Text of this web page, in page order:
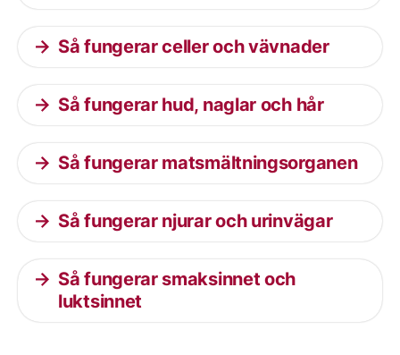
Så fungerar celler och vävnader
Så fungerar hud, naglar och hår
Så fungerar matsmältningsorganen
Så fungerar njurar och urinvägar
Så fungerar smaksinnet och
luktsinnet